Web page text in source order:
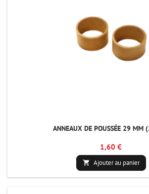
ANNEAUX DE POUSSÉE 29 MM
1,60 €
 Ajouter au panier